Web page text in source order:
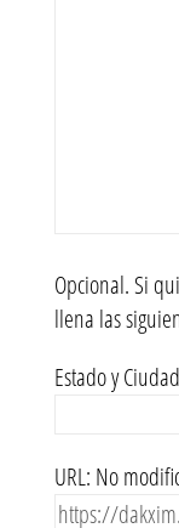
Opcional. Si
llena las
Estado y Ciudad
URL: No